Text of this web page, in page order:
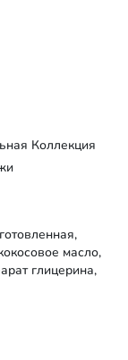
Коллекция
масло,
глицерина,
цетил-